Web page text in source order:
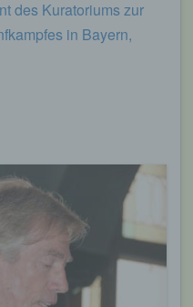
des Kuratoriums zur
in Bayern,